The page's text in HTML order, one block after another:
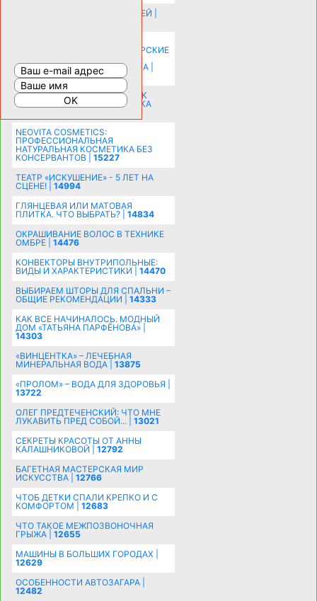
ИСТОРИЯ НАКЛАДНЫХ НОГТЕЙ |
КОМНАТУ: ХИТРЫЕ ДИЗАЙНЕРСКИЕ
РАСШИРЕНИЯ ПРОСТРАНСТВА |
16191
СОБИРАЕМСЯ НА ПРАЗДНИК К
МОЛОДОЖЕНАМ: ПОДГОТОВКА
NEOVITA COSMETICS:
ПРОФЕССИОНАЛЬНАЯ
НАТУРАЛЬНАЯ КОСМЕТИКА БЕЗ
КОНСЕРВАНТОВ | 15227
ТЕАТР «ИСКУШЕНИЕ» - 5 ЛЕТ НА
СЦЕНЕ! | 14994
ГЛЯНЦЕВАЯ ИЛИ МАТОВАЯ
ПЛИТКА. ЧТО ВЫБРАТЬ? | 14834
ОКРАШИВАНИЕ ВОЛОС В ТЕХНИКЕ
ОМБРЕ | 14476
КОНВЕКТОРЫ ВНУТРИПОЛЬНЫЕ:
ВИДЫ И ХАРАКТЕРИСТИКИ | 14470
ВЫБИРАЕМ ШТОРЫ ДЛЯ СПАЛЬНИ –
ОБЩИЕ РЕКОМЕНДАЦИИ | 14333
КАК ВСЕ НАЧИНАЛОСЬ. МОДНЫЙ
ДОМ «ТАТЬЯНА ПАРФЁНОВА» |
14303
«ВИНЦЕНТКА» – ЛЕЧЕБНАЯ
МИНЕРАЛЬНАЯ ВОДА | 13875
«ПРОЛОМ» – ВОДА ДЛЯ ЗДОРОВЬЯ |
13722
ОЛЕГ ПРЕДТЕЧЕНСКИЙ: ЧТО МНЕ
ЛУКАВИТЬ ПРЕД СОБОЙ... | 13021
СЕКРЕТЫ КРАСОТЫ ОТ АННЫ
КАЛАШНИКОВОЙ | 12792
БАГЕТНАЯ МАСТЕРСКАЯ МИР
ИСКУССТВА | 12766
ЧТОБ ДЕТКИ СПАЛИ КРЕПКО И С
КОМФОРТОМ | 12683
ЧТО ТАКОЕ МЕЖПОЗВОНОЧНАЯ
ГРЫЖА | 12655
МАШИНЫ В БОЛЬШИХ ГОРОДАХ |
12629
ОСОБЕННОСТИ АВТОЗАГАРА |
12482